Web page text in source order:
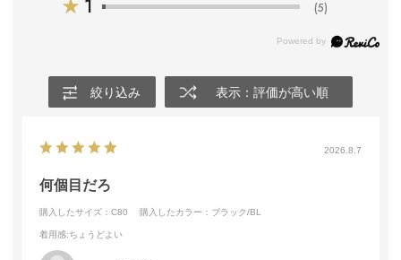
★ 1 (5)
絞り込み 表示：評価が高い順
2026.8.7
何個目だろ
購入したサイズ：C80 購入したカラー：ブラック/BL
着用感:ちょうどよい